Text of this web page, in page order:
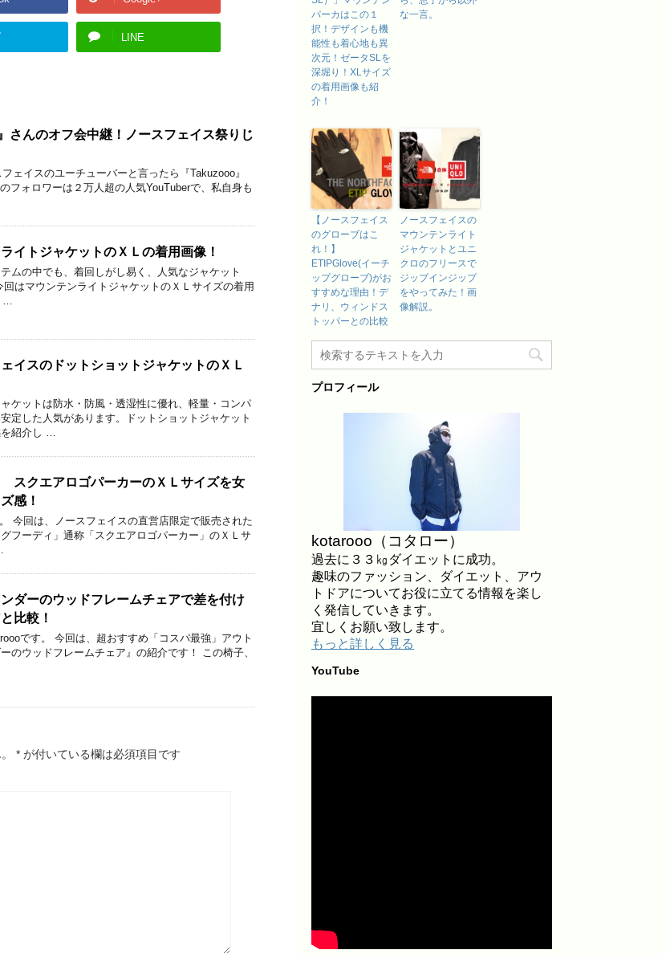
LINE
さんのオフ会中継！ノースフェイス祭りじ
ェイスのユーチューバーと言ったら『Takuzooo』
フォロワーは２万人超の人気YouTuberで、私自身も
イトジャケットのＸＬの着用画像！
ムの中でも、着回しがし易く、人気なジャケット
回はマウンテンライトジャケットのＸＬサイズの着用
…
イスのドットショットジャケットのＸＬ
ケットは防水・防風・透湿性に優れ、軽量・コンパ
定した人気があります。ドットショットジャケット
を紹介し …
スクエアロゴパーカーのＸＬサイズを女
感！
今回は、ノースフェイスの直営店限定で販売された
フーディ」通称「スクエアロゴパーカー」のＸＬサ
ダーのウッドフレームチェアで差を付け
比較！
です。 今回は、超おすすめ「コスパ最強」アウト
のウッドフレームチェア』の紹介です！ この椅子、
* が付いている欄は必須項目です
パーカはこの１
択！デザインも機
能性も着心地も異
次元！ゼータSLを
深堀り！XLサイズ
の着用画像も紹
介！
な一言。
【ノースフェイス
のグローブはこ
れ！】
ETIPGlove(イーチ
ップグローブ)がお
すすめな理由！デ
ナリ、ウィンドス
トッパーとの比較
ノースフェイスの
マウンテンライト
ジャケットとユニ
クロのフリースで
ジップインジップ
をやってみた！画
像解説。
プロフィール
kotarooo（コタロー）
過去に３３㎏ダイエットに成功。
趣味のファッション、ダイエット、アウ
トドアについてお役に立てる情報を楽し
く発信していきます。
宜しくお願い致します。
もっと詳しく見る
YouTube